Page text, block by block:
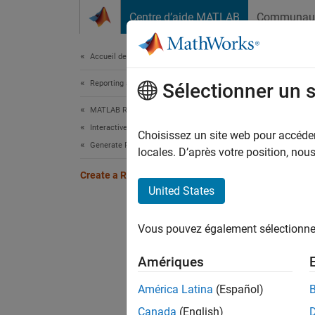
Centre d’aide MATLAB
Accueil de la documentation
Reporting and Database Access
MATLAB Report Generator
Interactive Report Program Builder
Generate Reports
Create a Report Log File
A log
A log
Sélectionner un
Choisissez un site web pour
locales. D’après votre position,
United States
Vous pouvez également
Amériques
América Latina (Español)
Canada (English)